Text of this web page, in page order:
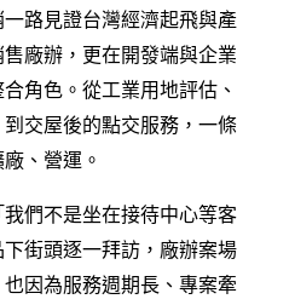
路見證台灣經濟起飛與產
廠辦，更在開發端與企業
角色。從工業用地評估、
交屋後的點交服務，一條
、營運。
們不是坐在接待中心等客
街頭逐一拜訪，廠辦案場
因為服務週期長、專案牽